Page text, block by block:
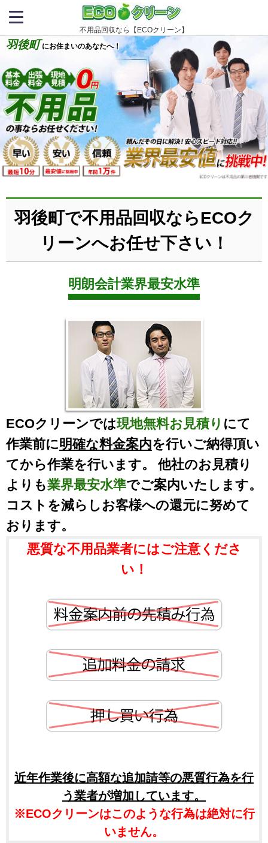
不用品回収なら【ECOクリーン】
羽後町 にお住まいのあなたへ！
羽後町で不用品回収ならECOク
リーンへお任せ下さい！
明朗会計業界最安水準
ECOクリーンでは現地無料お見積り にて
作業前に明確な料金案内を行いご納得頂い
てから作業を行います。 他社のお見積り
よりも業界最安水準でご案内いたします。
コストを減らしお客様への還元に努めて
おります。
悪質な不用品業者にはご注意くださ
い！
近年作業後に高額な追加請等の悪質行為を行
う業者が増加しています。
※ECOクリーンはこのような行為は絶対に行
いません。